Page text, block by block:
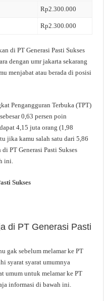
Rp2.300.000
Rp2.300.000
di PT Generasi Pasti Sukses
dengan umr jakarta sekarang
menjabat atau berada di posisi
Pengangguran Terbuka (TPT)
0,63 persen poin
4,15 juta orang (1,98
jika kamu salah satu dari 5,86
PT Generasi Pasti Sukses
ini.
Sukses
di PT Generasi Pasti
gak sebelum melamar ke PT
syarat syarat umumnya
umum untuk melamar ke PT
informasi di bawah ini.